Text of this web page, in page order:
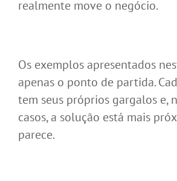
realmente move o negócio.
Os exemplos apresentados
apenas o ponto de partida.
tem seus próprios gargalos e,
casos, a solução está mais
parece.